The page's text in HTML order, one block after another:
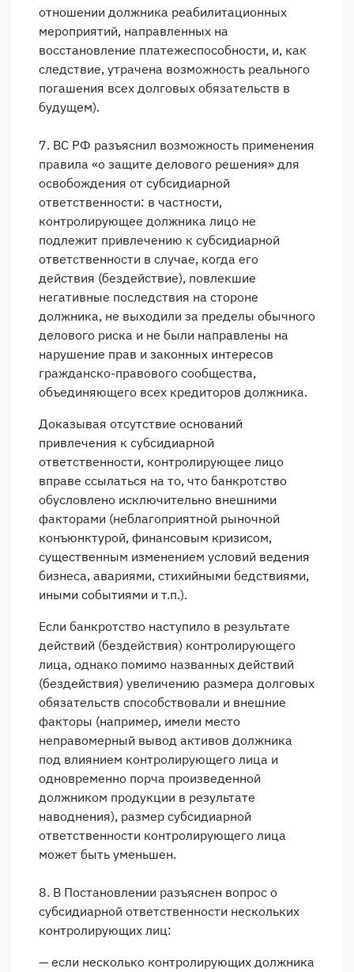
отношении должника реабилитационных
мероприятий, направленных на
восстановление платежеспособности, и, как
следствие, утрачена возможность реального
погашения всех долговых обязательств в
будущем).
7. ВС РФ разъяснил возможность применения
правила «о защите делового решения» для
освобождения от субсидиарной
ответственности: в частности,
контролирующее должника лицо не
подлежит привлечению к субсидиарной
ответственности в случае, когда его
действия (бездействие), повлекшие
негативные последствия на стороне
должника, не выходили за пределы обычного
делового риска и не были направлены на
нарушение прав и законных интересов
гражданско-правового сообщества,
объединяющего всех кредиторов должника.
Доказывая отсутствие оснований
привлечения к субсидиарной
ответственности, контролирующее лицо
вправе ссылаться на то, что банкротство
обусловлено исключительно внешними
факторами (неблагоприятной рыночной
конъюнктурой, финансовым кризисом,
существенным изменением условий ведения
бизнеса, авариями, стихийными бедствиями,
иными событиями и т.п.).
Если банкротство наступило в результате
действий (бездействия) контролирующего
лица, однако помимо названных действий
(бездействия) увеличению размера долговых
обязательств способствовали и внешние
факторы (например, имели место
неправомерный вывод активов должника
под влиянием контролирующего лица и
одновременно порча произведенной
должником продукции в результате
наводнения), размер субсидиарной
ответственности контролирующего лица
может быть уменьшен.
8. В Постановлении разъяснен вопрос о
субсидиарной ответственности нескольких
контролирующих лиц:
— если несколько контролирующих должника